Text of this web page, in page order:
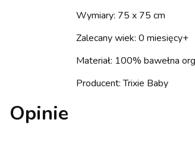
Wymiary: 75 x 75 cm
Zalecany wiek: 0 miesięcy+
Materiał: 100% bawełna
Producent: Trixie Baby
Opinie